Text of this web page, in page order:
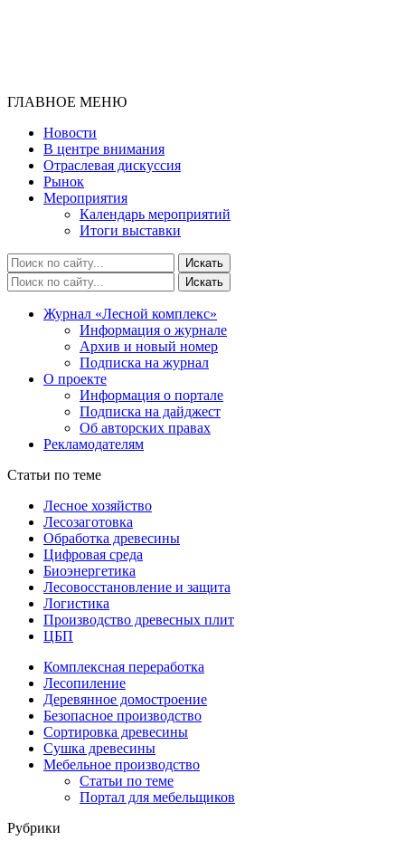
ГЛАВНОЕ МЕНЮ
Новости
В центре внимания
Отраслевая дискуссия
Рынок
Мероприятия
Календарь мероприятий
Итоги выставки
Журнал «Лесной комплекс»
Информация о журнале
Архив и новый номер
Подписка на журнал
О проекте
Информация о портале
Подписка на дайджест
Об авторских правах
Рекламодателям
Статьи по теме
Лесное хозяйство
Лесозаготовка
Обработка древесины
Цифровая среда
Биоэнергетика
Лесовосстановление и защита
Логистика
Производство древесных плит
ЦБП
Комплексная переработка
Лесопиление
Деревянное домостроение
Безопасное производство
Сортировка древесины
Сушка древесины
Мебельное производство
Статьи по теме
Портал для мебельщиков
Рубрики